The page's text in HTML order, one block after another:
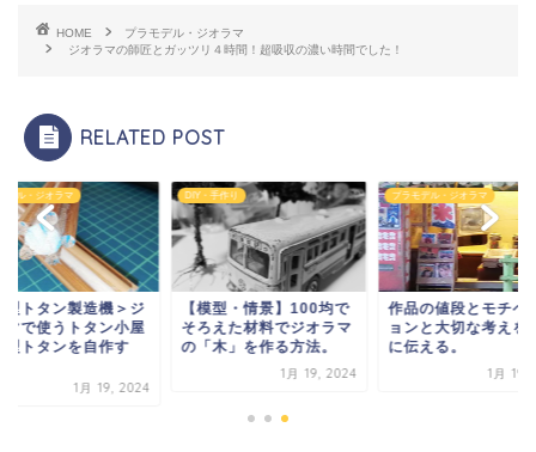
HOME
プラモデル・ジオラマ
ジオラマの師匠とガッツリ４時間！超吸収の濃い時間でした！
RELATED POST
デル・ジオラマ
型トタン製造機＞ジ
マで使うトタン小屋
型トタンを自作す
1月 19, 2024
DIY・手作り
【模型・情景】100均で
そろえた材料でジオラマ
の「木」を作る方法。
1月 19, 2024
プラモデル・ジオラマ
作品の値段とモチベ
ョンと大切な考えを
に伝える。
1月 19,